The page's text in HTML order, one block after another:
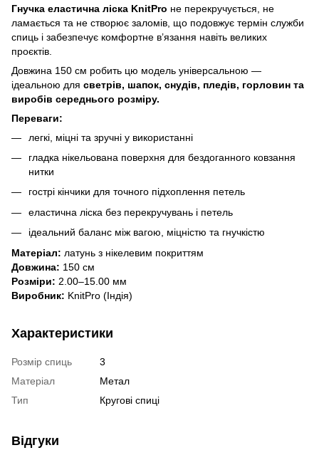
Гнучка еластична ліска KnitPro не перекручується, не
ламається та не створює заломів, що подовжує термін служби
спиць і забезпечує комфортне в’язання навіть великих
проєктів.
Довжина 150 см робить цю модель універсальною —
ідеальною для светрів, шапок, снудів, пледів, горловин та
виробів середнього розміру.
Переваги:
легкі, міцні та зручні у використанні
гладка нікельована поверхня для бездоганного ковзання
нитки
гострі кінчики для точного підхоплення петель
еластична ліска без перекручувань і петель
ідеальний баланс між вагою, міцністю та гнучкістю
Матеріал: латунь з нікелевим покриттям
Довжина: 150 см
Розміри: 2.00–15.00 мм
Виробник: KnitPro (Індія)
Характеристики
Розмір спиць
3
Матеріал
Метал
Тип
Кругові спиці
Відгуки